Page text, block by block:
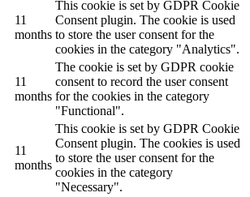
11
months
This cookie is set by GDPR Cookie
Consent plugin. The cookie is used
to store the user consent for the
cookies in the category "Analytics".
11
months
The cookie is set by GDPR cookie
consent to record the user consent
for the cookies in the category
"Functional".
11
months
This cookie is set by GDPR Cookie
Consent plugin. The cookies is used
to store the user consent for the
cookies in the category
"Necessary".